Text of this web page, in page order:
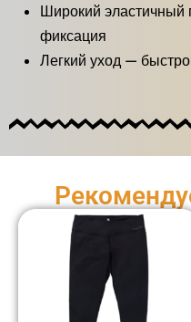
Широкий
фиксация
Легкий уход —